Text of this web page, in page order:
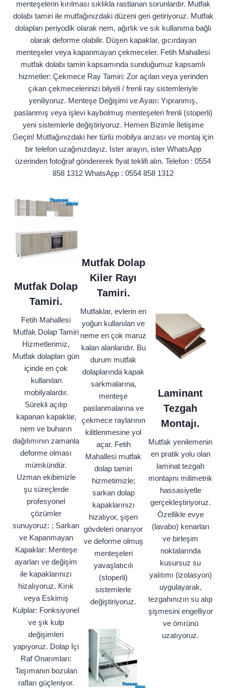
menteşelerin kırılması sıklıkla rastlanan sorunlardır. Mutfak
dolabı tamiri ile mutfağınızdaki düzeni geri getiriyoruz. Mutfak
dolapları periyodik olarak nem, ağırlık ve sık kullanıma bağlı
olarak deforme olabilir. Düşen kapaklar, gıcırdayan
menteşeler veya kapanmayan çekmeceler. Fetih Mahallesi
mutfak dolabı tamiri kapsamında sunduğumuz kapsamlı
hizmetler: Çekmece Ray Tamiri: Zor açılan veya yerinden
çıkan çekmecelerinizi bilyeli / frenli ray sistemleriyle
yeniliyoruz. Menteşe Değişimi ve Ayarı: Yıpranmış,
paslanmış veya işlevi kaybolmuş menteşeleri frenli (stoperli)
yeni sistemlerle değiştiriyoruz. Hemen Bizimle İletişime
Geçin! Mutfağınızdaki her türlü mobilya arızası ve montaj için
bir telefon uzağınızdayız. İster arayın, ister WhatsApp
üzerinden fotoğraf göndererek fiyat teklifi alın. Telefon : 0554
858 1312 WhatsApp : 0554 858 1312
Mutfak Dolap
Tamiri.
Fetih Mahallesi
Mutfak Dolap Tamiri
Hizmetlerimiz,
Mutfak dolapları gün
içinde en çok
kullanılan
mobilyalardır.
Sürekli açılıp
kapanan kapaklar,
nem ve buharın
dağılımının zamanla
deforme olması
mümkündür.
Uzman ekibimizle
şu süreçlerde
profesyonel
çözümler
sunuyoruz: ; Sarkan
ve Kapanmayan
Kapaklar: Menteşe
ayarları ve değişim
ile kapaklarınızı
hizalıyoruz. Kırık
veya Eskimiş
Kulplar: Fonksiyonel
ve şık kulp
değişimleri
yapıyoruz. Dolap İçi
Raf Onarımları:
Taşımanın bozulan
rafları güçleniyor.
Mutfak Dolap
Kiler Rayı
Tamiri.
Mutfaklar, evlerin en
yoğun kullanılan ve
neme en çok maruz
kalan alanlarıdır. Bu
durum mutfak
dolaplarında kapak
sarkmalarına,
menteşe
paslanmalarına ve
çekmece raylarının
kilitlenmesine yol
açar. Fetih
Mahallesi mutfak
dolap tamiri
hizmetimizle;
sarkan dolap
kapaklarınızı
hizalıyor, şişen
gövdeleri onarıyor
ve deforme olmuş
menteşeleri
yavaşlatıcılı
(stoperli)
sistemlerle
değiştiriyoruz.
Laminant
Tezgah
Montajı.
Mutfak yenilemenin
en pratik yolu olan
laminat tezgah
montajını milimetrik
hassasiyetle
gerçekleştiriyoruz.
Özellikle evye
(lavabo) kenarları
ve birleşim
noktalarında
kusursuz su
yalıtımı (izolasyon)
uygulayarak,
tezgahınızın su alıp
şişmesini engelliyor
ve ömrünü
uzatıyoruz.